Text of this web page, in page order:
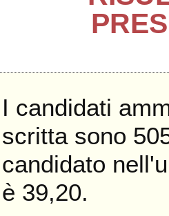
I candidati
scritta sono
candidato
è 39,20.